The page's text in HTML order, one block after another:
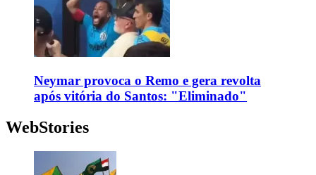
Neymar provoca o Remo e gera revolta
após vitória do Santos: "Eliminado"
WebStories